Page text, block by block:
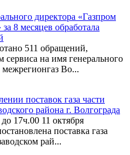
директора «Газпром
8 месяцев обработала
511 обращений,
на имя генерального
Во...
поставок газа части
района г. Волгограда
17ч.00 11 октября
поставка газа
рай...